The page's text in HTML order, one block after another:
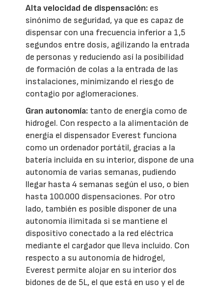
Alta velocidad de dispensación: es
sinónimo de seguridad, ya que es capaz de
dispensar con una frecuencia inferior a 1,5
segundos entre dosis, agilizando la entrada
de personas y reduciendo así la posibilidad
de formación de colas a la entrada de las
instalaciones, minimizando el riesgo de
contagio por aglomeraciones.
Gran autonomía: tanto de energía como de
hidrogel. Con respecto a la alimentación de
energía el dispensador Everest funciona
como un ordenador portátil, gracias a la
batería incluida en su interior, dispone de una
autonomía de varias semanas, pudiendo
llegar hasta 4 semanas según el uso, o bien
hasta 100.000 dispensaciones. Por otro
lado, también es posible disponer de una
autonomía ilimitada si se mantiene el
dispositivo conectado a la red eléctrica
mediante el cargador que lleva incluido. Con
respecto a su autonomía de hidrogel,
Everest permite alojar en su interior dos
bidones de de 5L, el que está en uso y el de